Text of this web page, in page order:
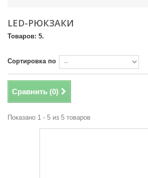
LED-РЮКЗАКИ
Товаров: 5.
Сортировка по
Сравнить (0)
Показано 1 - 5 из 5 товаров